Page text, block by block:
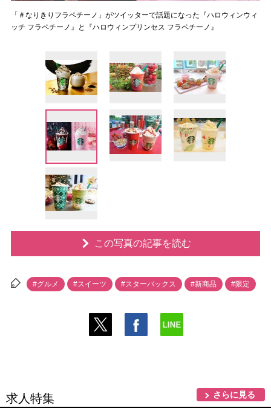
「＃なりきりフラペチーノ」がツイッターで話題になった『ハロウィンウィ
ッチ フラペチーノ』と『ハロウィンプリンセス フラペチーノ』
この写真の記事を読む
#グルメ #スイーツ #スターバックス #新商品 #限定
求人特集 さらに見る